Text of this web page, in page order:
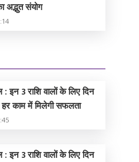
अद्भुत संयोग
इन 3 राशि वालों के लिए दिन
हर काम में मिलेगी सफलता
इन 3 राशि वालों के लिए दिन